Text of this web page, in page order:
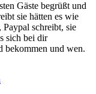
Gäste begrüßt und
sie hätten es wie
Paypal schreibt, sie
sich bei dir
bekommen und wen.